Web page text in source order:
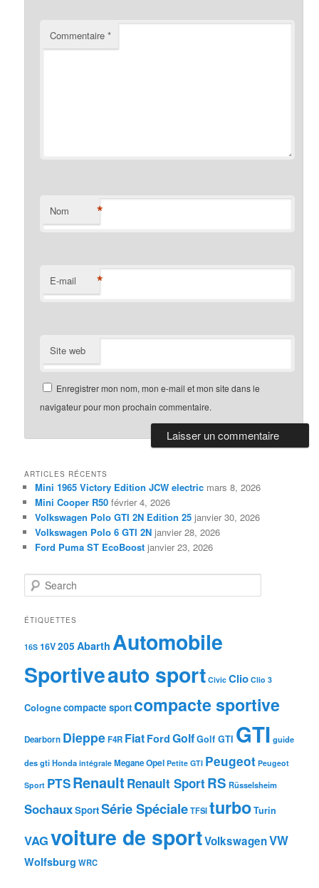
Commentaire*
Nom *
E-mail *
Site web
Enregistrer mon nom, mon e-mail et mon site dans le
navigateur pour mon prochain commentaire.
ARTICLES RÉCENTS
Mini 1965 Victory Edition JCW electric mars 8, 2026
Mini Cooper R50 février 4, 2026
Volkswagen Polo GTI 2N Edition 25 janvier 30, 2026
Volkswagen Polo 6 GTI 2N janvier 28, 2026
Ford Puma ST EcoBoost janvier 23, 2026
Search
ÉTIQUETTES
16S 16V205 Abarth Automobile
Sportiveauto sport Civic Clio Clio 3
Colognecompacte sportcompacte sportive
Dearborn DieppeF4R Fiat Ford GolfGolf GTI GTI guide
des gtiHonda intégrale MeganeOpel Petite GTI Peugeot Peugeot
Sport PTSRenault Renault SportRS Rüsselsheim
SochauxSportSérie SpécialeTFSIturboTurin
VAGvoiture de sportVolkswagenVW
Wolfsburg WRC